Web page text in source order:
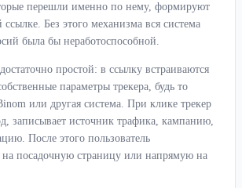
перешли именно по нему, формируют
Без этого механизма вся система
была бы неработоспособной.
простой: в ссылку встраиваются
параметры трекера, будь то
или другая система. При клике трекер
записывает источник трафика, кампанию,
После этого пользователь
на посадочную страницу или напрямую на